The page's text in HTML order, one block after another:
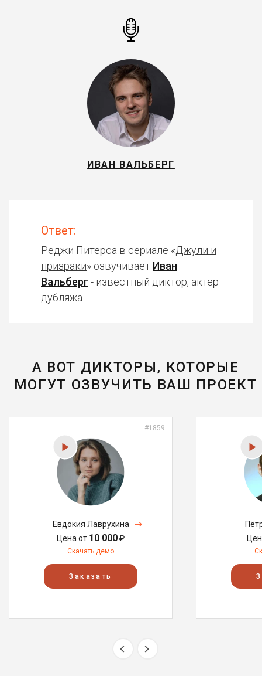
ИВАН ВАЛЬБЕРГ
Ответ:
Реджи Питерса в сериале «Джули и
призраки» озвучивает Иван
Вальберг- известный диктор, актер
дубляжа.
А ВОТ ДИКТОРЫ, КОТОРЫЕ
МОГУТ ОЗВУЧИТЬ ВАШ ПРОЕКТ
#1859
Евдокия Лаврухина
Цена от 10 000₽
Скачать демо
Заказать